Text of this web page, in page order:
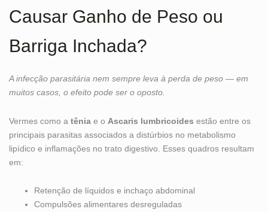
Causar Ganho de Peso ou
Barriga Inchada?
A infecção parasitária nem sempre leva à perda de peso — em
muitos casos, o efeito pode ser o oposto.
Vermes como a tênia e o Ascaris lumbricoides estão entre os
principais parasitas associados a distúrbios no metabolismo
lipídico e inflamações no trato digestivo. Esses quadros resultam
em:
Retenção de líquidos e inchaço abdominal
Compulsões alimentares desreguladas